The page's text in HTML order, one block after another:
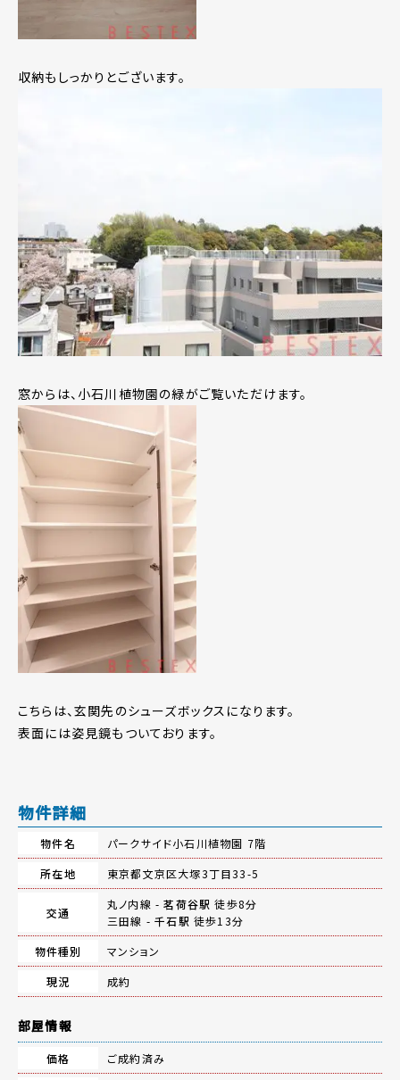
収納もしっかりとございます。
窓からは、小石川植物園の緑がご覧いただけます。
こちらは、玄関先のシューズボックスになります。
表面には姿見鏡もついております。
物件詳細
物件名
パークサイド小石川植物園 7階
所在地
東京都文京区大塚3丁目33-5
交通
丸ノ内線 -茗荷谷駅 徒歩8分
三田線 -千石駅 徒歩13分
物件種別
マンション
現況
成約
部屋情報
価格
ご成約済み